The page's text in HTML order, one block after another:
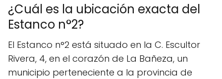
¿Cuál es la ubicación exacta del
Estanco n°2?
El Estanco n°2 está situado en la C. Escultor
Rivera, 4, en el corazón de La Bañeza, un
municipio perteneciente a la provincia de